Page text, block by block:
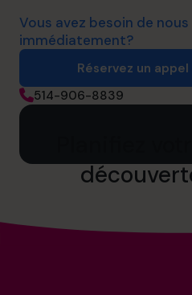
Vous avez besoin de
immédiatement?
Réservez un
514-906-8839